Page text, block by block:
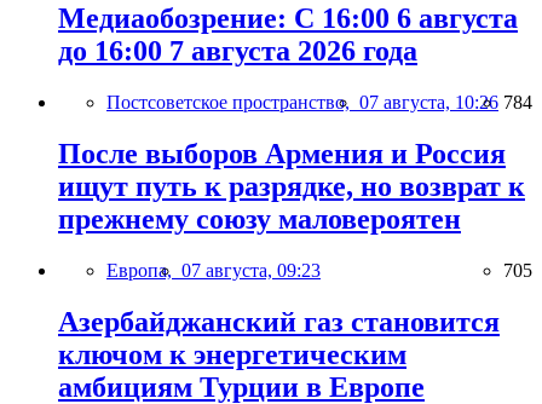
Медиаобозрение: С 16:00 6 августа
до 16:00 7 августа 2026 года
Постсоветское пространство, 07 августа, 10:26 784
После выборов Армения и Россия
ищут путь к разрядке, но возврат к
прежнему союзу маловероятен
Европа, 07 августа, 09:23 705
Азербайджанский газ становится
ключом к энергетическим
амбициям Турции в Европе